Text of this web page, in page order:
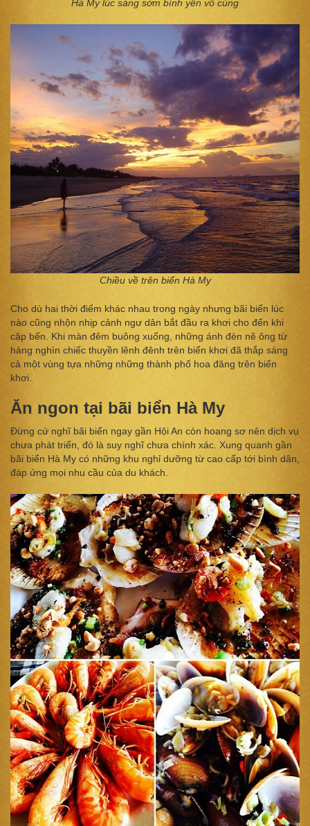
Hà My lúc sáng sớm bình yên vô cùng
Chiều về trên biển Hà My
Cho dù hai thời điểm khác nhau trong ngày nhưng bãi biển lúc
nào cũng nhộn nhịp cảnh ngư dân bắt đầu ra khơi cho đến khi
cập bến. Khi màn đêm buông xuống, những ánh đèn nê ông từ
hàng nghìn chiếc thuyền lênh đênh trên biển khơi đã thắp sáng
cả một vùng tựa những những thành phố hoa đăng trên biển
khơi.
Ăn ngon tại bãi biển Hà My
Đừng cứ nghĩ bãi biển ngay gần Hội An còn hoang sơ nên dịch vụ
chưa phát triển, đó là suy nghĩ chưa chính xác. Xung quanh gần
bãi biển Hà My có những khu nghỉ dưỡng từ cao cấp tới bình dân,
đáp ứng mọi nhu cầu của du khách.